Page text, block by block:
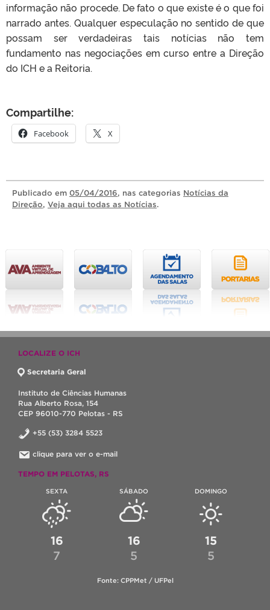
informação não procede. De fato o que existe é o que foi
narrado antes. Qualquer especulação no sentido de que
possam ser verdadeiras tais notícias não tem
fundamento nas negociações em curso entre a Direção
do ICH e a Reitoria.
Compartilhe:
Facebook X
Publicado em 05/04/2016, nas categorias Notícias da
Direção, Veja aqui todas as Notícias.
LOCALIZE O ICH
Secretaria Geral
Instituto de Ciências Humanas
Rua Alberto Rosa, 154
CEP 96010-770 Pelotas - RS
+55 (53) 3284 5523
clique para ver o e-mail
TEMPO EM PELOTAS, RS
SEXTA
16
7
SÁBADO
16
5
DOMINGO
15
5
Fonte: CPPMet / UFPel